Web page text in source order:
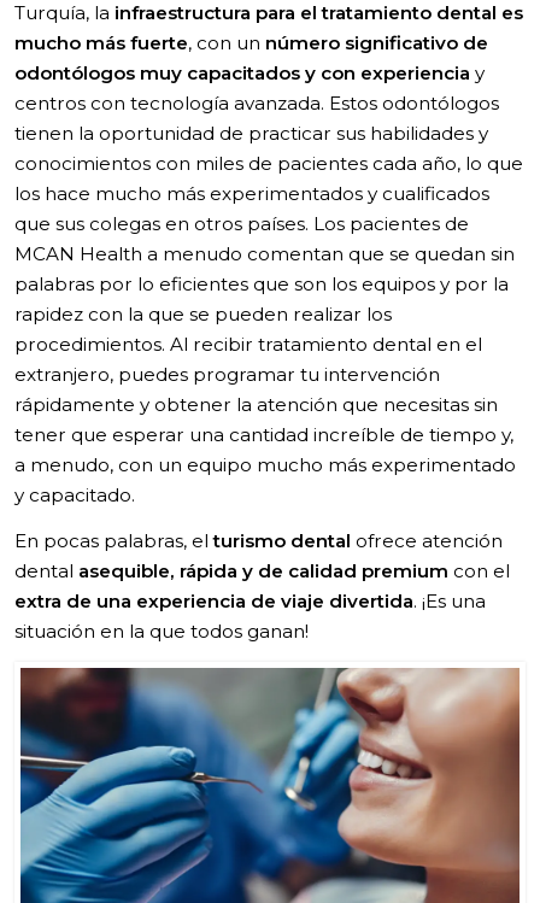
Turquía, la infraestructura para el tratamiento dental es
mucho más fuerte, con un número significativo de
odontólogos muy capacitados y con experiencia y
centros con tecnología avanzada. Estos odontólogos
tienen la oportunidad de practicar sus habilidades y
conocimientos con miles de pacientes cada año, lo que
los hace mucho más experimentados y cualificados
que sus colegas en otros países. Los pacientes de
MCAN Health a menudo comentan que se quedan sin
palabras por lo eficientes que son los equipos y por la
rapidez con la que se pueden realizar los
procedimientos. Al recibir tratamiento dental en el
extranjero, puedes programar tu intervención
rápidamente y obtener la atención que necesitas sin
tener que esperar una cantidad increíble de tiempo y,
a menudo, con un equipo mucho más experimentado
y capacitado.
En pocas palabras, elturismo dental ofrece atención
dental asequible, rápida y de calidad premium con el
extra de una experiencia de viaje divertida. ¡Es una
situación en la que todos ganan!